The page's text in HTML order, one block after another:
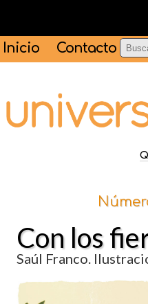
Inicio Contacto
Con los
Saúl Franco.